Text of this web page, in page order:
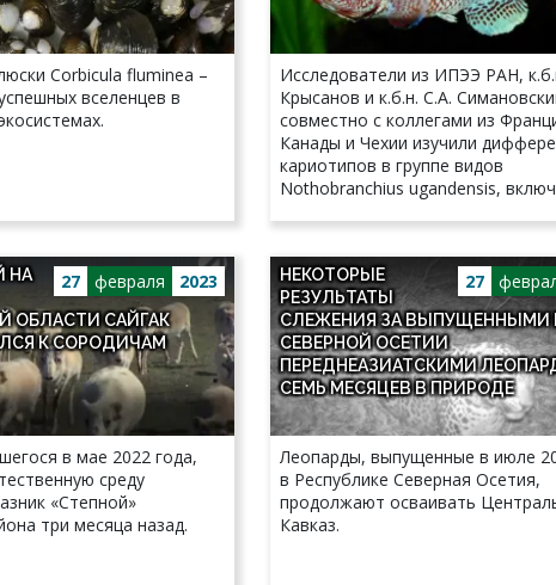
Corbicula fluminea –
вселенцев в
Исследователи из ИПЭЭ РАН,
Крысанов и к.б.н. С.А.
совместно с коллегами из
Канады и Чехии изучили
кариотипов в группе видов
Nothobranchius ugandensis,
27 февраля 2023
НА
ОБЛАСТИ САЙГАК
К СОРОДИЧАМ
в мае 2022 года,
среду
«Степной»
три месяца назад.
27
НЕКОТОРЫЕ
РЕЗУЛЬТАТЫ
СЛЕЖЕНИЯ ЗА ВЫПУЩЕННЫМИ
СЕВЕРНОЙ ОСЕТИИ
ПЕРЕДНЕАЗИАТСКИМИ
СЕМЬ МЕСЯЦЕВ В ПРИРОДЕ
Леопарды, выпущенные в июле
в Республике Северная Осетия,
продолжают осваивать
Кавказ.